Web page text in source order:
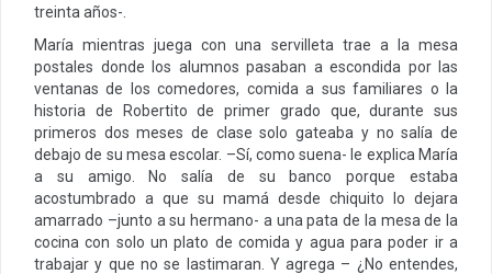
treinta años-.
María mientras juega con una servilleta trae a la mesa
postales donde los alumnos pasaban a escondida por las
ventanas de los comedores, comida a sus familiares o la
historia de Robertito de primer grado que, durante sus
primeros dos meses de clase solo gateaba y no salía de
debajo de su mesa escolar. –Sí, como suena- le explica María
a su amigo. No salía de su banco porque estaba
acostumbrado a que su mamá desde chiquito lo dejara
amarrado –junto a su hermano- a una pata de la mesa de la
cocina con solo un plato de comida y agua para poder ir a
trabajar y que no se lastimaran. Y agrega – ¿No entendes,